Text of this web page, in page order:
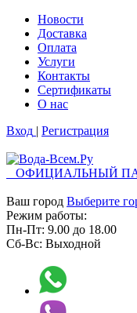
Новости
Доставка
Оплата
Услуги
Контакты
Cертификаты
О нас
Вход | Регистрация
ОФИЦИАЛЬНЫЙ
Ваш город Выберите
Режим работы:
Пн-Пт: 9.00 до 18.00
Сб-Вс: Выходной